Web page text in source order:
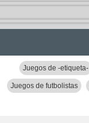
Juegos de -etiqueta-
Juegos de futbolistas